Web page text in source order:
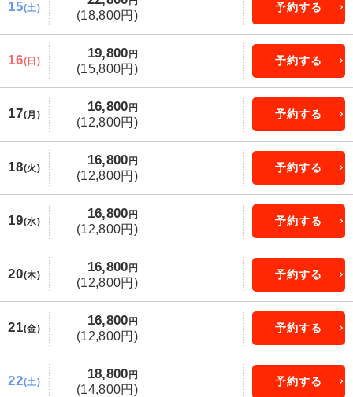
15(土)
(18,800円)
予約する
16(日)
19,800 円
(15,800円)
予約する
17(月)
16,800 円
(12,800円)
予約する
18(火)
16,800 円
(12,800円)
予約する
19(水)
16,800 円
(12,800円)
予約する
20(木)
16,800 円
(12,800円)
予約する
21(金)
16,800 円
(12,800円)
予約する
22(土)
18,800 円
(14,800円)
予約する